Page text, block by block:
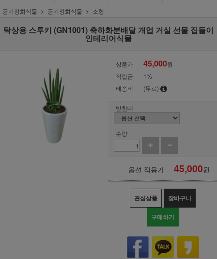
공기정화식물 공기정화식물 소형
탁상용 스투키 (GN1001) 축하화분배달 개업 거실 선물 집들이
인테리어식물
상품가 45,000원
적립금
1%
배송비
(무료)
받침대
수량
옵션 적용가 45,000원
관심상품 장바구니
구매하기